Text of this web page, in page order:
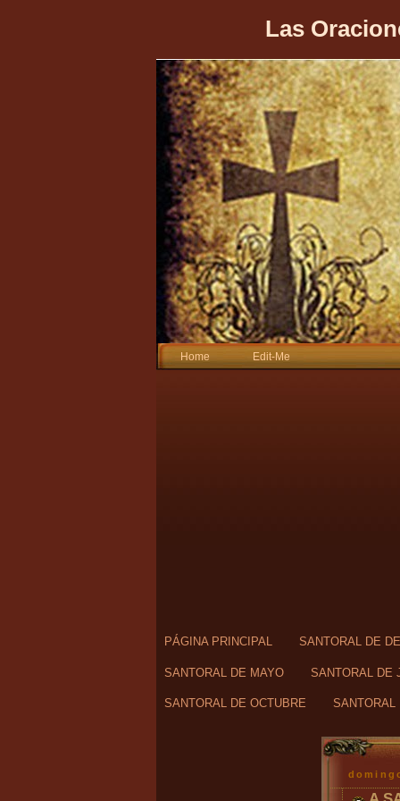
Las
Home Edit-Me
PÁGINA PRINCIPAL SANTORAL DE
SANTORAL DE MAYO SANTORAL DE
SANTORAL DE OCTUBRE SANTORAL